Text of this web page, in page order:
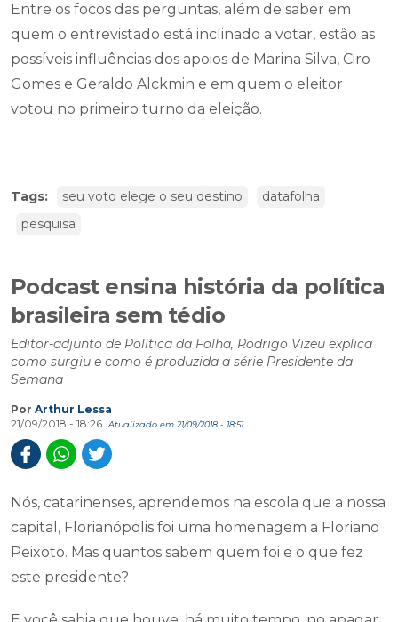
Entre os focos das perguntas, além de saber em
quem o entrevistado está inclinado a votar, estão as
possíveis influências dos apoios de Marina Silva, Ciro
Gomes e Geraldo Alckmin e em quem o eleitor
votou no primeiro turno da eleição.
Tags: seu voto elege o seu destino
datafolha
pesquisa
Podcast ensina história da política
brasileira sem tédio
Editor-adjunto de Política da Folha, Rodrigo Vizeu explica
como surgiu e como é produzida a série Presidente da
Semana
Por Arthur Lessa
21/09/2018 - 18:26
Atualizado em 21/09/2018 - 18:51
Nós, catarinenses, aprendemos na escola que a nossa
capital, Florianópolis foi uma homenagem a Floriano
Peixoto. Mas quantos sabem quem foi e o que fez
este presidente?